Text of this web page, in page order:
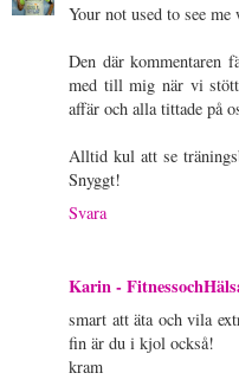
Your not used to see
Den där kommentaren
med till mig när vi
affär och alla tittade på
Alltid kul att se
Snyggt!
Svara
Karin -
smart att äta och vila
fin är du i kjol också!
kram